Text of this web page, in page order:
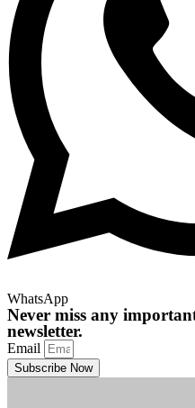
WhatsApp
Never miss any
newsletter.
Email
Subscribe Now